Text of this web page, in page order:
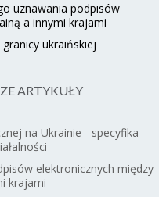
uznawania podpisów
a innymi krajami
ukraińskiej
ARTYKUŁY
na Ukrainie - specyfika
elektronicznych między
krajami